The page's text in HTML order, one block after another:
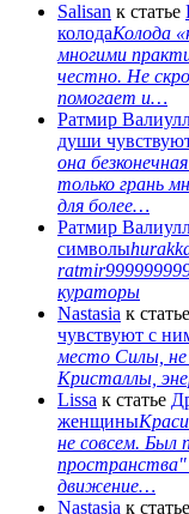
Salisan к статье
колодаКолода
многими
честно. Не
помогает и…
Ратмир
души
она
только грань
для более…
Ратмир
символы
кураторы
Nastasia к статье
чувствуют с
место Силы,
Кристаллы,
Lissa к статье
женщины
не совсем. Был
пространства"
движение…
Nastasia к статье